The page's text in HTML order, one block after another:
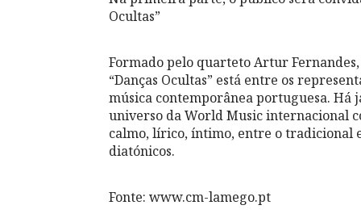
Ocultas”
Formado pelo quarteto Artur
“Danças Ocultas” está entre os
música contemporânea portuguesa.
universo da World Music internacional
calmo, lírico, íntimo, entre o tradicional
diatónicos.
Fonte: www.cm-lamego.pt